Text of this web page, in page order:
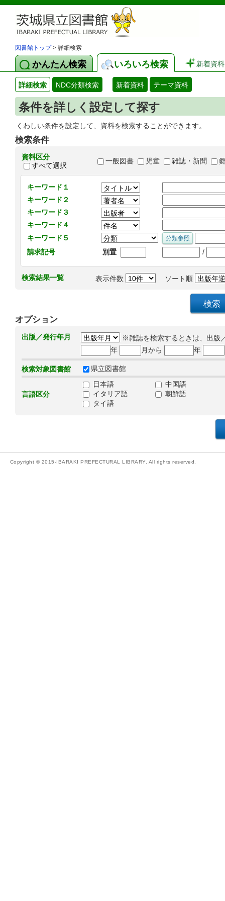
図書館トップ> 詳細検索
かんたん検索 いろいろ検索 新着資料
詳細検索 NDC分類検索 新着資料 テーマ資料
条件を詳しく設定して探す
くわしい条件を設定して、資料を検索することができます。
検索条件
資料区分
すべて選択
一般図書 児童 雑誌・新聞
キーワード１
キーワード２
キーワード３
キーワード４
キーワード５
請求記号
別置 /
検索結果一覧 表示件数 ソート順
オプション
出版／発行年月
※雑誌を検索するときは、出版
年
月から 年
検索対象図書館 県立図書館
言語区分
日本語
中国語
イタリア語
朝鮮語
タイ語
Copyright © 2015-IBARAKI PREFECTURAL LIBRARY. All rights reserved.